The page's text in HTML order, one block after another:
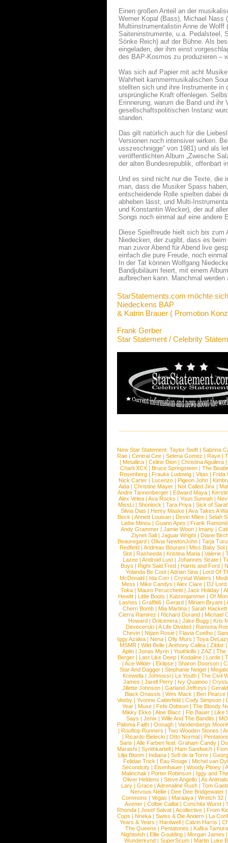
Einen großen Anteil an der
Werner Kopal (Bass), Michael Nass
Multiinstrumentalistin Anne de
Saiteninstrumente, u.a. Pedalsteel,
Sönke Reich) auf der Bühne. Als
eingeladen, der ihm einst
des BAP-Kosmos zu produzieren –
Was sich auf Papier mit acht
Wahrheit kammermusikalischen
stellten sich und ihre Instrumente in
ursprüngliche Kraft offenlegen.
Erinnerung, warum die Band und ihr
gesellschaftspolitischen Instanz
standen.
Das gilt natürlich auch für die
Versionen noch intensiver wirken.
usszeschnigge“ von 1981) und als
veröffentlichten Album „Zwesche
der alten Bundesrepublik, offenbart
Und es sind nicht nur die Texte, die
man, dass die Musiker Spass
entscheidende Rolle spielten dabei
abheben lässt, und Multi-
und Konstantin Wecker), der auf
Songs noch einmal auf eine andere
Diese Spielfreude hielt sich bis
Niedecken, der zugibt, dass es
man zuvor Abend für Abend live
einfach die pure Freude, noch
In der Tat können Wolfgang
Bandjubiläum feiert, mit einem
aufbrechen kann. Manchmal
StarStatements.com möchte
Niedeckens BAP
& Katrin Brauer ( Promotion
Frank Gerber
Star Statement / Celebrity
New Star Statement: Taylor Swift | Sabrina
Rae |Central Cee |Selena Gomez |Raye |
| Metallica | Celine Dion | Christina Aguilera |
Charli XCX |Bruce Springsteen |The
Rosenberg | Frauke Ludowig | Vitas | Frida
Nick Carter | Lucenzo | Pigeon John |
Aida |Christine Mayer |Not Called Jinx |
Andre Tannenberger | Edward Maya |
Alex Velea | Ava Rocks | Youn Sunnah |
MissLi | Shonlock | Tara Priya | Sick of
Silvia Dias |Henry Maske |Ava Takes A
Beck |Annett Louisan |Devin Miles |Selah
Liebe Minou |Guano Apes |Frank Ramond
Andy Grammer |Jamie Woon | Imany |
Ziynet Sali |Jaguar Wright |Diane
Beauregard |Olivia NewtonJohn |Tarja
Redfield | Andreas Bourani | Miss Baby Sol
Slot | Rasheeda | Kristina Maria | Valerie |
Lazee | Android Lust | Johannes Strate |
Boys | Right Said Fred | Harris and Ford |
Yolanda Be Cool |Adrian Sina |Lord Of
McDonald | Ida Corr |Crystal Waters |
Mess | Mike Candys | Alex Clare | DJ Lord
Toka | Mauro Perucchetti | Jack Holiday |
Hewitt |Little Boots |Katzenjammer |Of
Lashes |Graffiti6 |Gerard |Miriam Bryant |
Cherri Bomb | Mia Martina | Sarah Hackett
Cierra Ramirez | Richard Durand | Michael
Howard |Dolcenera |Jake Bugg |Kris
Devecerski |A Life Divided |Ramona
Chevin |Ntjam Rosie |Flavia Coelho |
Iggy Azalea | Nena | Olly Murs | Toya
MSMR |Wild Belle |Anthony Callea |Zibbz
Aplin | Jonas Myrin | Youthkills | ZAZ | The
Berger |Last Like Deep |Kodaline |Lorde |
|Ace Wilder |Eklipse |Sharon Doorson |
Star And Dagger | Stephanie Neigel |
Krewella | Johnossi | Le Youth | The Civil
James | Jarell Perry | Ivy Quainoo |
Jillette Johnson | Garland Jeffreys |
Black Onassis | Wes Mack | Ben Pearce
Veeby | Yvonne Catterfeld | Cody Simpson |
Year |Muse |Fefe Dobson |The Bloody
Mikky Ekko | Aloe Blacc | Flo Bauer | Like
Says | Jenix | Wille And The Bandits | MO
Paloma Faith |Oonagh |Vandenbergs
|Rooftop Runners |Two Wooden Stones |
| Ricardo Bielecki | Otto Normal |
Saris | Alle Farben feat. Graham Candy |
Marashi | Synthkartell | Ham Sandwich |
Lilja Bloom | Indiana | Sofi de la Torre |
Felidae Trick | Eau Rouge | Michel van
Secondcity |Eisenhauer |Woody Pitney |
Malinchak |Porter Robinson | Iggy and
Oliver Heldens |Steve Angello |As Animals
Lary | Grace | Adrenaline Rush | Tom
Nervous Nellie | Dee Dee Bridgewater |
Commons |Vegas |Maraaya |Wretch 32 |
Avener | Colbie Caillat | Conchita Wurst |
Rhonda | Josef Salvat | Acollective | From
Cops | Nneka | Swiss & Die Andern | La
Years & Years |Hardwell |Calvin Harris |
The Queens | Pentatones | Kafka Tamura
Nightwish |Ellie Goulding |Morgan James
Wunderkynd | SuperScum | Martin Luke